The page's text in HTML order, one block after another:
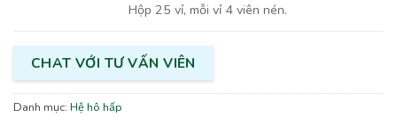
Hộp 25 vỉ, mỗi vỉ 4 viên nén.
CHAT VỚI TƯ VẤN VIÊN
Danh mục: Hệ hô hấp